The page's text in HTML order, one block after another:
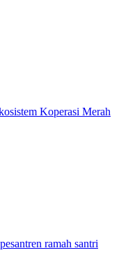
Koperasi Merah
ramah santri